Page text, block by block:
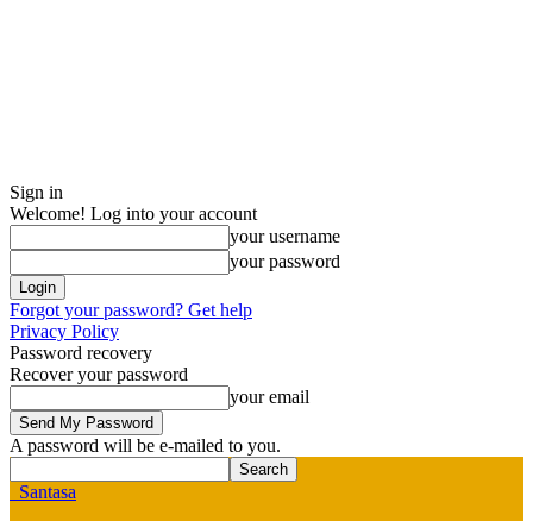
Sign in
Welcome! Log into your account
your username
your password
Forgot your password? Get help
Privacy Policy
Password recovery
Recover your password
your email
A password will be e-mailed to you.
Santasa